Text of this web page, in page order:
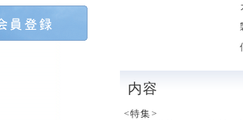
内容
<特集>